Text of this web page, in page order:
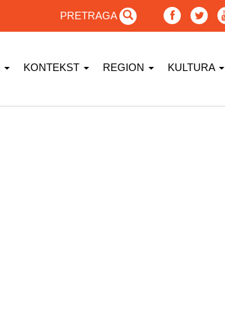
PRETRAGA
KONTEKST REGION KULTURA